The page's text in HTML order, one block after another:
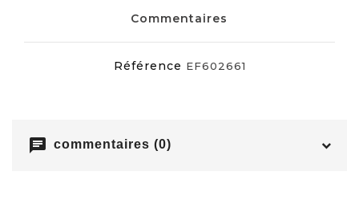
Commentaires
Référence EF602661
chat commentaires (0)